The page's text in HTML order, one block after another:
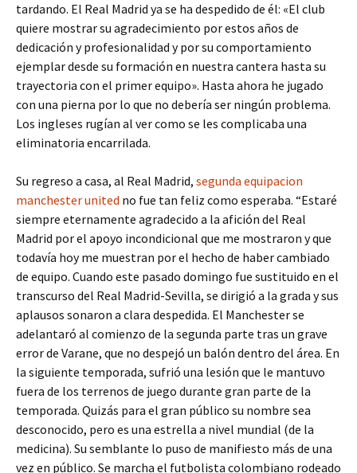
tardando. El Real Madrid ya se ha despedido de él: «El club
quiere mostrar su agradecimiento por estos años de
dedicación y profesionalidad y por su comportamiento
ejemplar desde su formación en nuestra cantera hasta su
trayectoria con el primer equipo». Hasta ahora he jugado
con una pierna por lo que no debería ser ningún problema.
Los ingleses rugían al ver como se les complicaba una
eliminatoria encarrilada.
Su regreso a casa, al Real Madrid, segunda equipacion
manchester united no fue tan feliz como esperaba. “Estaré
siempre eternamente agradecido a la afición del Real
Madrid por el apoyo incondicional que me mostraron y que
todavía hoy me muestran por el hecho de haber cambiado
de equipo. Cuando este pasado domingo fue sustituido en el
transcurso del Real Madrid-Sevilla, se dirigió a la grada y sus
aplausos sonaron a clara despedida. El Manchester se
adelantaró al comienzo de la segunda parte tras un grave
error de Varane, que no despejó un balón dentro del área. En
la siguiente temporada, sufrió una lesión que le mantuvo
fuera de los terrenos de juego durante gran parte de la
temporada. Quizás para el gran público su nombre sea
desconocido, pero es una estrella a nivel mundial (de la
medicina). Su semblante lo puso de manifiesto más de una
vez en público. Se marcha el futbolista colombiano rodeado